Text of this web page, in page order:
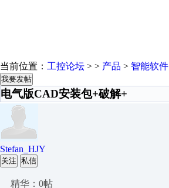
当前位置： 工控论坛 > > 产品 > 智能软件
我要发帖
电气版CAD安装包+破解+
Stefan_HJY
关注 私信
精华：0帖